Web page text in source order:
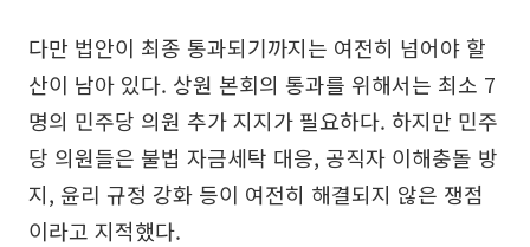
다만 법안이 최종 통과되기까지는 여전히 넘어야 할
산이 남아 있다. 상원 본회의 통과를 위해서는 최소 7
명의 민주당 의원 추가 지지가 필요하다. 하지만 민주
당 의원들은 불법 자금세탁 대응, 공직자 이해충돌 방
지, 윤리 규정 강화 등이 여전히 해결되지 않은 쟁점
이라고 지적했다.